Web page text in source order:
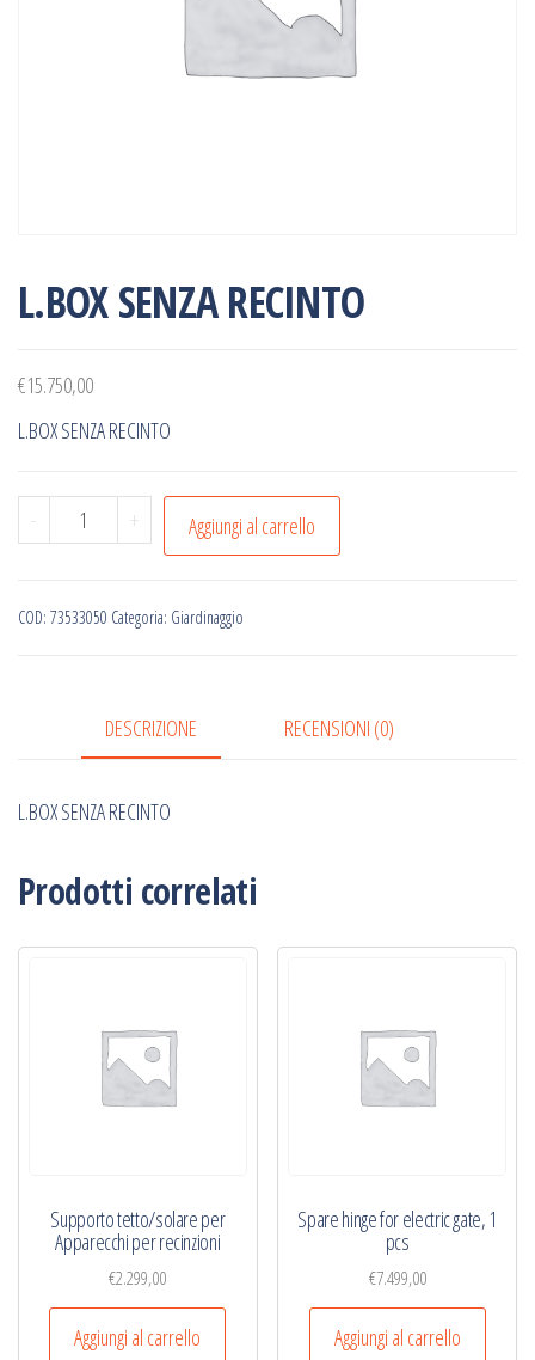
L.BOX SENZA RECINTO
€15.750,00
L.BOX SENZA RECINTO
-
L.BOX
SENZA
quantità
+ Aggiungi al carrello
COD: 73533050 Categoria: Giardinaggio
DESCRIZIONE RECENSIONI (0)
L.BOX SENZA RECINTO
Prodotti correlati
Supporto tetto/solare per
Apparecchi per recinzioni
€2.299,00
Aggiungi al carrello
Spare hinge for electric gate, 1
pcs
€7.499,00
Aggiungi al carrello